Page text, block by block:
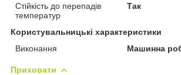
Стійкість до перепадів
температур
Так
Користувальницькі характеристики
Виконання
Машинна
Приховати